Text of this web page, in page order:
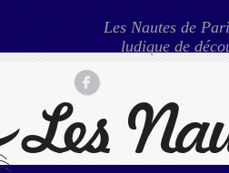
Les Nautes de
ludique de